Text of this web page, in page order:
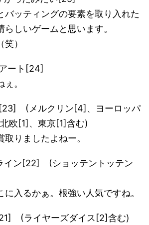
バッティングの要素を取り入れた
しいゲームと思います。
）
ート[24]
。
(メルクリン[4]、ヨーロッパ
欧[1]、東京[1]含む)
取りましたよねー。
ン[22] (ショッテントッテン
に入るかぁ。根強い人気ですね。
(ライヤーズダイス[2]含む)